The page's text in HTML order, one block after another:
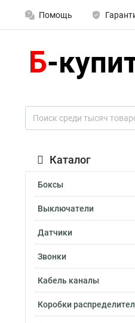
Помощь
Каталог
Боксы
Выключатели
Датчики
Звонки
Кабель каналы
Коробки